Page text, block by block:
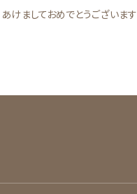
あけましておめでとうございます